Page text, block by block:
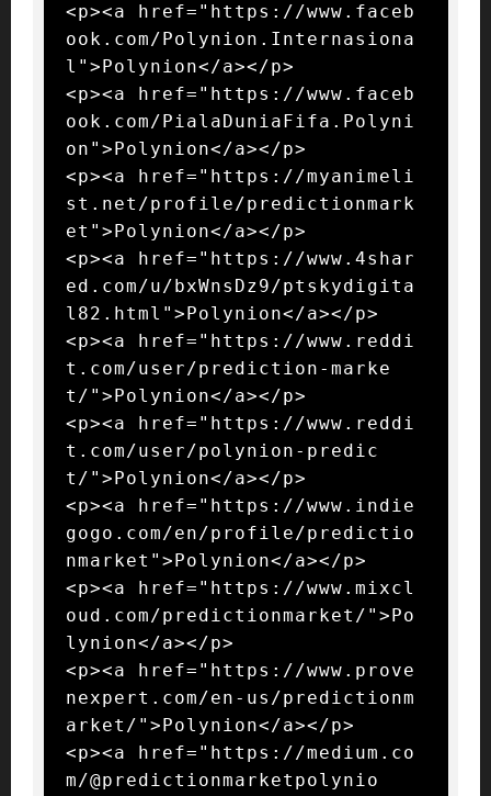
<p><a href="https://www.faceb
ook.com/Polynion.Internasiona
l">Polynion</a></p>
<p><a href="https://www.faceb
ook.com/PialaDuniaFifa.Polyni
on">Polynion</a></p>
<p><a href="https://myanimeli
st.net/profile/predictionmark
et">Polynion</a></p>
<p><a href="https://www.4shar
ed.com/u/bxWnsDz9/ptskydigita
l82.html">Polynion</a></p>
<p><a href="https://www.reddi
t.com/user/prediction-marke
t/">Polynion</a></p>
<p><a href="https://www.reddi
t.com/user/polynion-predic
t/">Polynion</a></p>
<p><a href="https://www.indie
gogo.com/en/profile/predictio
nmarket">Polynion</a></p>
<p><a href="https://www.mixcl
oud.com/predictionmarket/">Po
lynion</a></p>
<p><a href="https://www.prove
nexpert.com/en-us/predictionm
arket/">Polynion</a></p>
<p><a href="https://medium.co
m/@predictionmarketpolynio